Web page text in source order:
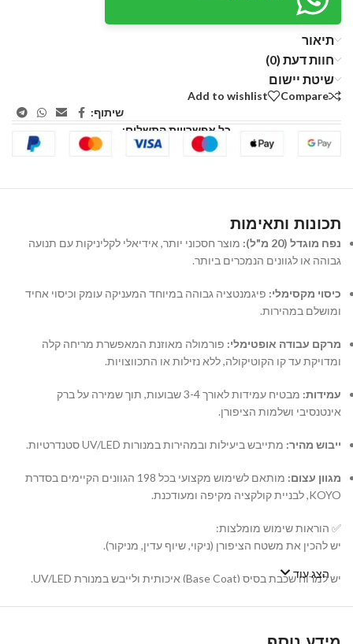
תיאור
חוות דעת (0)
שיטת יישום
Compare
Add to wishlist
שיתוף:
כל אפשרויות התשלום:
תכונות ותאימות
נפח מוגדל (20 מ"ל):
מוצר חסכוני יותר, אידיאלי לקליניקות עם תנועה
גבוהה או לגוונים הנמכרים ביותר.
כיסוי מקסימלי: פיגמנטציה גבוהה במיוחד המעניקה עומק וכיסוי אחיד
ומושלם במהירות.
מרקם עבודה אופטימלי: פורמולה מאוזנת המאפשרת מריחה קלה
ומדויקת עד קו הקוטיקולה, ללא נזילות או התכווצויות.
עמידות:
מבטיח עמידות לאורך 3-4 שבועות, תוך שמירה על ברק
אינטנסיבי ושלמות הציפורן.
ייבוש מהיר: מתייבש ביעילות ובמהירות במנורות UV/LED סטנדרטיות.
מגוון עצום:
מותאם לשימוש מקצועי בכל 198 הגוונים הקיימים בסדרת
KOYO, לבניית קולקציה מקיפה ומעודכנת.
✅ הוראות שימוש מומלצות:
יש להכין את משטח הציפורן (ניקוי, שיוף עדין, מניקור).
יש למרוח שכבת בסיס (Base Coat) איכותית ולייבש במנורת UV/LED.
יש למרוח שכבה דקה ואחידה של לק ג'ל KOYO ולייבש במנורה. במידת
הצג עוד